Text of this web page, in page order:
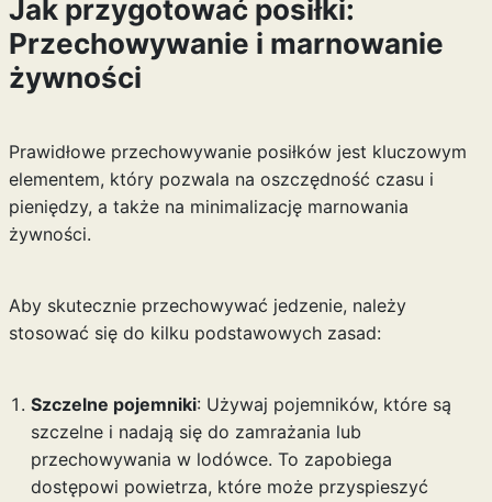
Jak przygotować posiłki:
Przechowywanie i marnowanie
żywności
Prawidłowe przechowywanie posiłków jest kluczowym
elementem, który pozwala na oszczędność czasu i
pieniędzy, a także na minimalizację marnowania
żywności.
Aby skutecznie przechowywać jedzenie, należy
stosować się do kilku podstawowych zasad:
Szczelne pojemniki: Używaj pojemników, które są
szczelne i nadają się do zamrażania lub
przechowywania w lodówce. To zapobiega
dostępowi powietrza, które może przyspieszyć